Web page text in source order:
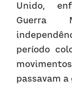
Unido,
Guerra
período
passavam